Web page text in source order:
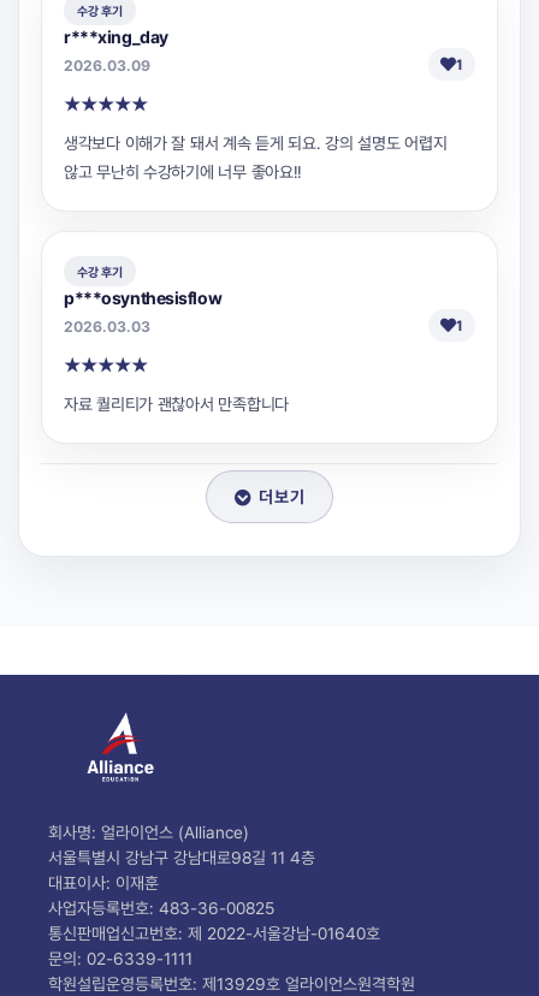
수강 후기
r***xing_day
2026.03.09 1
★★★★★
생각보다 이해가 잘 돼서 계속 듣게 되요. 강의 설명도 어렵지
않고 무난히 수강하기에 너무 좋아요!!
수강 후기
p***osynthesisflow
2026.03.03 1
★★★★★
자료 퀄리티가 괜찮아서 만족합니다
더보기
회사명: 얼라이언스 (Alliance)
서울특별시 강남구 강남대로98길 11 4층
대표이사: 이재훈
사업자등록번호: 483-36-00825
통신판매업신고번호: 제 2022-서울강남-01640호
문의: 02-6339-1111
학원설립운영등록번호: 제13929호 얼라이언스원격학원